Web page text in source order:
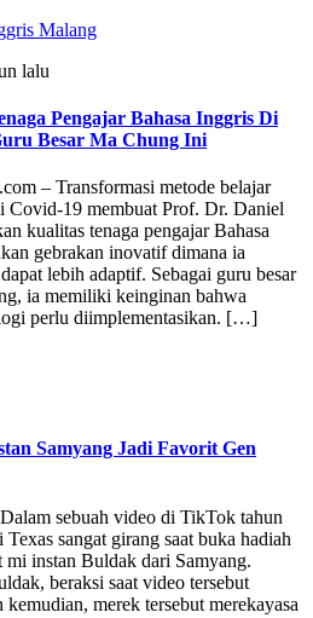
lalu
Pengajar Bahasa Inggris Di
Besar Ma Chung Ini
– Transformasi metode belajar
Covid-19 membuat Prof. Dr. Daniel
kualitas tenaga pengajar Bahasa
gebrakan inovatif dimana ia
lebih adaptif. Sebagai guru besar
ia memiliki keinginan bahwa
perlu diimplementasikan. […]
Samyang Jadi Favorit Gen
sebuah video di TikTok tahun
sangat girang saat buka hadiah
mi instan Buldak dari Samyang.
beraksi saat video tersebut
merek tersebut merekayasa